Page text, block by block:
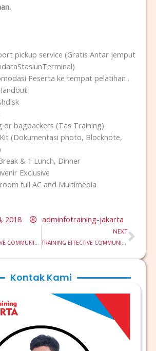
pickup service (Gratis Antar jemput
Peserta ke tempat pelatihan .
or bagpackers (Tas Training)
(Dokumentasi photo, Blocknote,
& 1 Lunch, Dinner
Exclusive
full AC and Multimedia
2018 adminfotraining-jakarta
TRAINING EFFECTIVE COMMUNICATION & INTERPERSONAL SKILLS
NEXT
TRAINING EFFECTIVE COMMUNICATION SKILL
Kontak Kami